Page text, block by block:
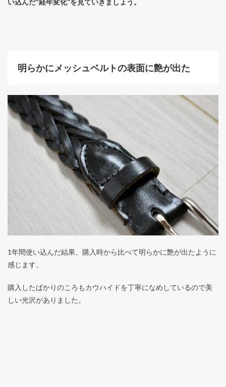
明らかにメッシュベルトの表面に艶が出た
1年間使い込んだ結果、購入時から比べて明らかに艶が出たように
感じます。
購入したばかりのころもカウハイドを丁寧になめしているので美
しい光沢がありました。